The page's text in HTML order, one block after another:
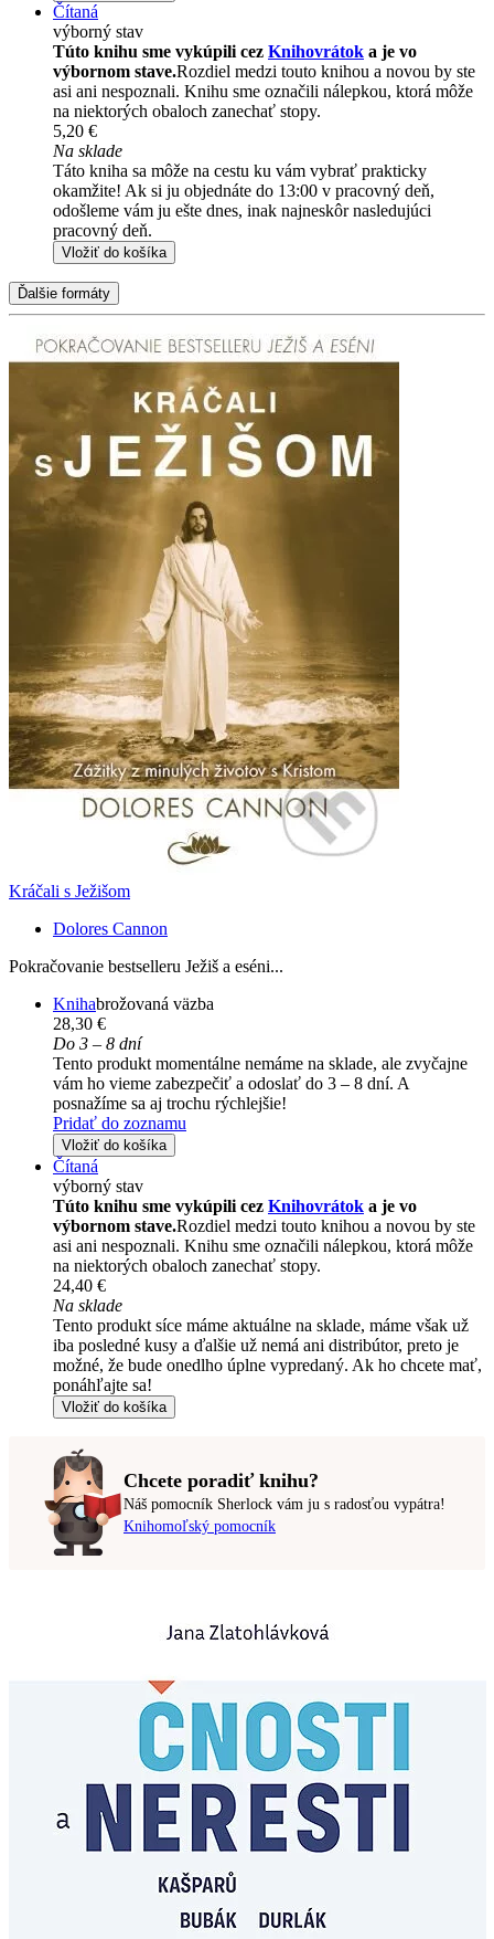
Čítaná
výborný stav
Túto knihu sme vykúpili cez Knihovrátok a je vo
výbornom stave.Rozdiel medzi touto knihou a novou by ste
asi ani nespoznali. Knihu sme označili nálepkou, ktorá môže
na niektorých obaloch zanechať stopy.
5,20 €
Na sklade
Táto kniha sa môže na cestu ku vám vybrať prakticky
okamžite! Ak si ju objednáte do 13:00 v pracovný deň,
odošleme vám ju ešte dnes, inak najneskôr nasledujúci
pracovný deň.
Vložiť do košíka
Ďalšie formáty
Kráčali s Ježišom
Dolores Cannon
Pokračovanie bestselleru Ježiš a eséni...
Knihabrožovaná väzba
28,30 €
Do 3 – 8 dní
Tento produkt momentálne nemáme na sklade, ale zvyčajne
vám ho vieme zabezpečiť a odoslať do 3 – 8 dní. A
posnažíme sa aj trochu rýchlejšie!
Pridať do zoznamu
Vložiť do košíka
Čítaná
výborný stav
Túto knihu sme vykúpili cez Knihovrátok a je vo
výbornom stave.Rozdiel medzi touto knihou a novou by ste
asi ani nespoznali. Knihu sme označili nálepkou, ktorá môže
na niektorých obaloch zanechať stopy.
24,40 €
Na sklade
Tento produkt síce máme aktuálne na sklade, máme však už
iba posledné kusy a ďalšie už nemá ani distribútor, preto je
možné, že bude onedlho úplne vypredaný. Ak ho chcete mať,
ponáhľajte sa!
Vložiť do košíka
Chcete poradiť knihu?
Náš pomocník Sherlock vám ju s radosťou vypátra!
Knihomoľský pomocník